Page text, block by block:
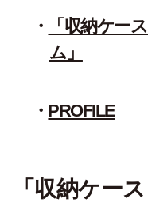
「収納ケー
ム」
PROFILE
「収納ケー